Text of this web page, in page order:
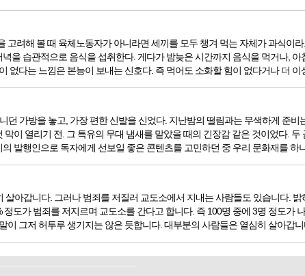
고려해 볼 때 육체노동자가 아니라면 세끼를 모두 챙겨 먹는 자체가 과식이
을 습관적으로 음식을 섭취한다. 게다가 밤늦은 시간까지 음식을 먹거나, 아
없다는 느낌은 본능이 보내는 신호다. 즉 먹어도 소화할 힘이 없다거나 더 이
던 가방을 놓고, 가장 편한 신발을 신었다. 지난밤의 떨림과는 무색하게 준
이 열리기 전. 그 특유의 무대 냄새를 맡았을 때의 긴장감 같은 것이었다.
발행인으로 독자에게 선보일 좋은 콘텐츠를 고민하던 중 우리 문화재를 하
아갑니다. 그러나 범죄를 저질러 교도소에서 지내는 사람들도 있습니다.
도가 범죄를 저지르며 교도소를 간다고 합니다. 즉 100명 중에 3명 정도가
그저 허투루 생기지는 않은 듯합니다. 대부분의 사람들은 열심히 살아갑니